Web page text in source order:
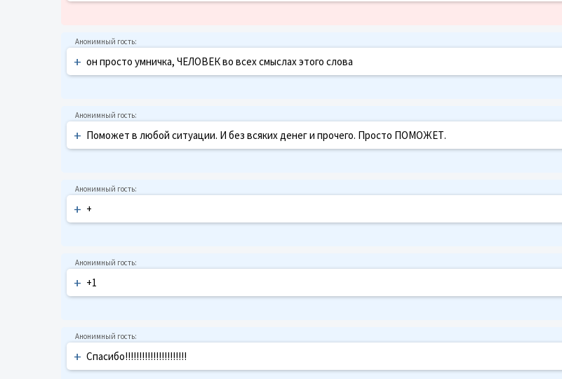
+ он просто умничка, ЧЕЛОВЕК во всех смыслах этого слова
+ Поможет в любой ситуации. И без всяких денег и прочего. Просто ПОМОЖЕТ.
+ +
+ +1
+ Спасибо!!!!!!!!!!!!!!!!!!!!!!